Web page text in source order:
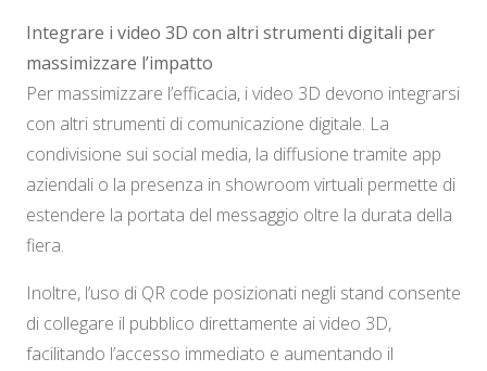
Integrare i video 3D con altri strumenti digitali per
massimizzare l’impatto
Per massimizzare l’efficacia, i video 3D devono integrarsi
con altri strumenti di comunicazione digitale. La
condivisione sui social media, la diffusione tramite app
aziendali o la presenza in showroom virtuali permette di
estendere la portata del messaggio oltre la durata della
fiera.
Inoltre, l’uso di QR code posizionati negli stand consente
di collegare il pubblico direttamente ai video 3D,
facilitando l’accesso immediato e aumentando il